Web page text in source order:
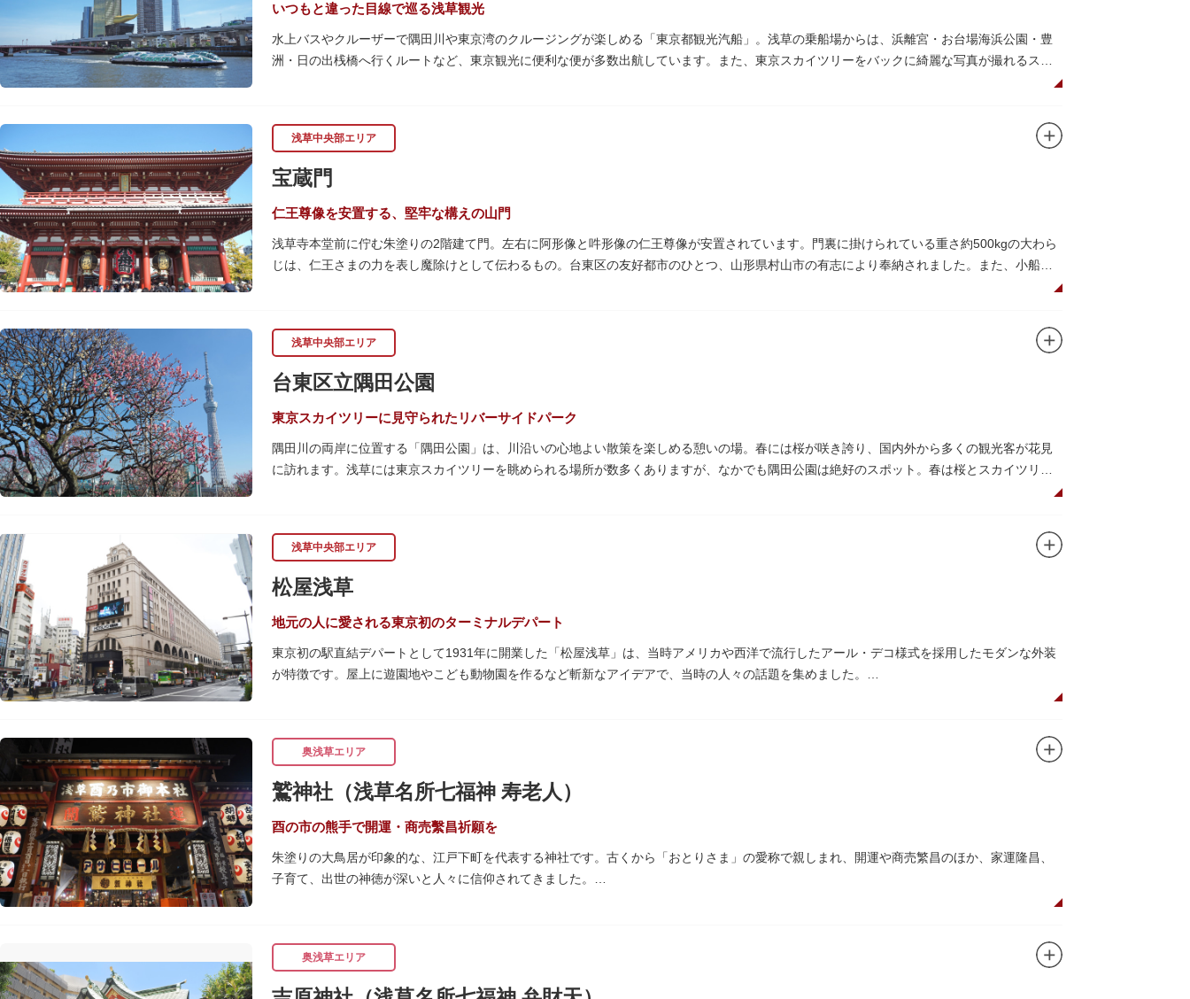
いつもと違った目線で巡る浅草観光
水上バスやクルーザーで隅田川や東京湾のクルージングが楽しめる「東京都観光汽船」。浅草の乗船場からは、浜離宮・お台場海浜公園・豊
洲・日の出桟橋へ行くルートなど、東京観光に便利な便が多数出航しています。また、東京スカイツリーをバックに綺麗な写真が撮れるスポ
漫画・アニメ界の巨匠、松本零士氏が宇宙船をイメージしてデザインした船や、約300人が乗船可能なアメリカンな大型船など多種多様な船体
も魅力。目的や人数にあわせてコースや時間帯を選べるチャータークルーズも行われています。
浅草中央部エリア
宝蔵門
仁王尊像を安置する、堅牢な構えの山門
浅草寺本堂前に佇む朱塗りの2階建て門。左右に阿形像と吽形像の仁王尊像が安置されています。門裏に掛けられている重さ約500kgの大わら
じは、仁王さまの力を表し魔除けとして伝わるもの。台東区の友好都市のひとつ、山形県村山市の有志により奉納されました。また、小船町
宝蔵門は、平安時代、武蔵守に任命された平公雅（たいらのきみまさ）により、祈願成就の御礼として942年に建立されました。数度の火災を
経て、現在の門は1964年にホテルニューオオタニ創始者・大谷米太郎の寄進により本瓦葺きで再建された（2007年チタン瓦に葺き替え）楼門
です。上層部には仏教の経典である『元版⼀切経（げんばんいっさいきょう）』や寺宝が収蔵されています。
浅草中央部エリア
台東区立隅田公園
東京スカイツリーに見守られたリバーサイドパーク
隅田川の両岸に位置する「隅田公園」は、川沿いの心地よい散策を楽しめる憩いの場。春には桜が咲き誇り、国内外から多くの観光客が花見
に訪れます。浅草には東京スカイツリーを眺められる場所が数多くありますが、なかでも隅田公園は絶好のスポット。春は桜とスカイツリー
手にのんびりと過ごしても良いですね。また、クジラの滑り台が目印の「遊具広場」はブランコやアスレチックなどの遊具が設置された広
場。子どもも思いっきり身体を動かせます。
隅田川橋梁に設置された全長約160mの「すみだリバーウォーク」は、東京スカイツリーまでの最短距離ルートのひとつ。歩道橋の途中にある
ガラス床から隅田川を見下ろしたり、すぐ横を走る電車の迫力を楽しんだり、隅田川散策にいかがでしょうか。
浅草中央部エリア
松屋浅草
地元の人に愛される東京初のターミナルデパート
東京初の駅直結デパートとして1931年に開業した「松屋浅草」は、当時アメリカや西洋で流行したアール・デコ様式を採用したモダンな外装
が特徴です。屋上に遊園地やこども動物園を作るなど斬新なアイデアで、当時の人々の話題を集めました。
東武線「浅草駅」直結なので、お土産購入にも便利です。
奥浅草エリア
鷲神社（浅草名所七福神 寿老人）
酉の市の熊手で開運・商売繫昌祈願を
朱塗りの大鳥居が印象的な、江戸下町を代表する神社です。古くから「おとりさま」の愛称で親しまれ、開運や商売繁昌のほか、家運隆昌、
子育て、出世の神徳が深いと人々に信仰されてきました。
多く登場することから、いかに地域に根付いた催し物だったかが伺い知れます。
なでる場所によって異なるご利益を授かるといわれる「なでおかめ」も人気。ふっくらとした優しい顔立ちのおかめは「お多福」とも言わ
奥浅草エリア